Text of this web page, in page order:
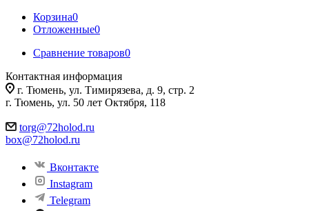
Корзина0
Отложенные0
Сравнение товаров0
Контактная информация
г. Тюмень, ул. Тимирязева, д. 9, стр. 2
г. Тюмень, ул. 50 лет Октября, 118
torg@72holod.ru
box@72holod.ru
Вконтакте
Instagram
Telegram